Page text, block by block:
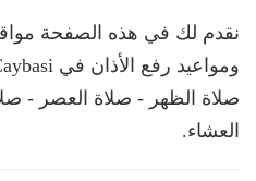
نقدم لك في هذه الصفحة
صلاة الظهر - صلاة العصر -
العشاء.